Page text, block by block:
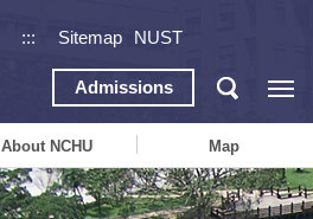
::: Sitemap NUST
Admissions
About NCHU Map